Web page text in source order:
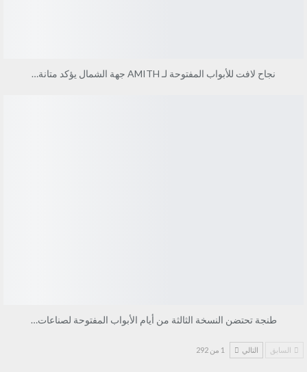
نجاح لافت للأبواب المفتوحة لـ AMITH جهة الشمال يؤكد متانة…
طنجة تحتضن النسخة الثالثة من أيام الأبواب المفتوحة لصناعات…
السابق التالي 1 من 292